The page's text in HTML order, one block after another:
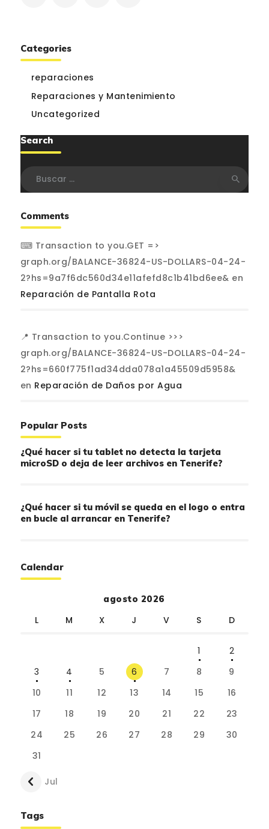
Categories
reparaciones
Reparaciones y Mantenimiento
Uncategorized
Search
Comments
⌨ Transaction to you.GET =>
graph.org/BALANCE-36824-US-DOLLARS-04-24-
2?hs=9a7f6dc560d34e11afefd8c1b41bd6ee& en
Reparación de Pantalla Rota
📍 Transaction to you.Continue >>>
graph.org/BALANCE-36824-US-DOLLARS-04-24-
2?hs=660f775f1ad34dda078a1a45509d5958&
en Reparación de Daños por Agua
Popular Posts
¿Qué hacer si tu tablet no detecta la tarjeta
microSD o deja de leer archivos en Tenerife?
¿Qué hacer si tu móvil se queda en el logo o entra
en bucle al arrancar en Tenerife?
Calendar
agosto 2026
L M X J V S D
1
2
3
4 5 6 7 8
9
10
11 12 13 14 15
16
17
18 19 20 21 22
23
24
25 26 27 28 29
30
31
« Jul
Tags